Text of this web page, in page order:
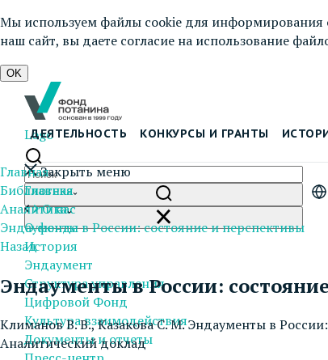
Мы используем файлы cookie для информирования
наш сайт, вы даете согласие на использование
OK
Logo
ДЕЯТЕЛЬНОСТЬ КОНКУРСЫ И ГРАНТЫ
Закрыть меню
Главная
О нас
О фонде
История
Эндаумент
Структура управления
Цифровой Фонд
Культура взаимодействия
Документы и отчеты
Главная
Библиотека
Аналитика
Эндаументы в России: состояние и перспективы
Назад
Эндаументы в России:
Климанов В. В., Казакова С. М. Эндаументы в
Аналитический доклад